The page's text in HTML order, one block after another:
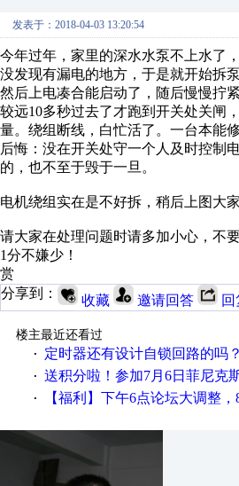
发表于：2018-04-03 13:20:54
今年过年，家里的深水水泵不上水了
没发现有漏电的地方，于是就开始拆
然后上电凑合能启动了，随后慢慢拧
较远10多秒过去了才跑到开关处关闸
量。绕组断线，白忙活了。一台本能
后悔：没在开关处守一个人及时控制
的，也不至于毁于一旦。
电机绕组实在是不好拆，稍后上图大
请大家在处理问题时请多加小心，不
1分不嫌少！
赏
分享到：
收藏 邀请回答
楼主最近还看过
·
定时器还有设计自锁回路的吗？
· 送积分啦！参加7月6日菲尼克斯在线研讨会即
· 【福利】下午6点论坛大调整，8点服务器内存升